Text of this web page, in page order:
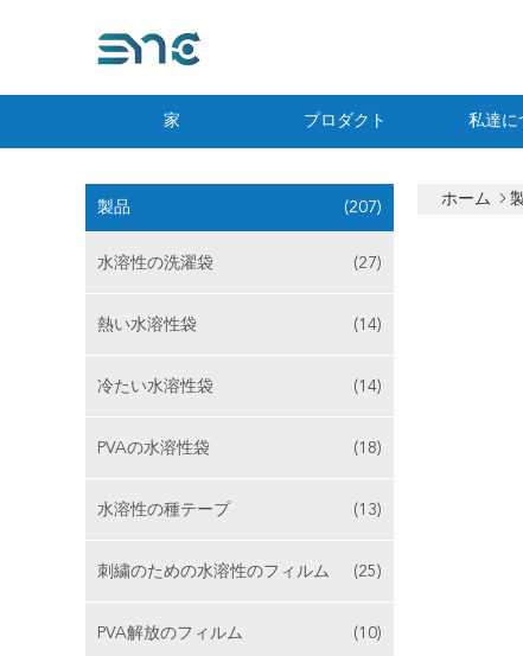
家 プロダクト 私達に
製品 (207)
水溶性の洗濯袋 (27)
熱い水溶性袋 (14)
冷たい水溶性袋 (14)
PVAの水溶性袋 (18)
水溶性の種テープ (13)
刺繍のための水溶性のフィルム (25)
PVA解放のフィルム (10)
ホーム